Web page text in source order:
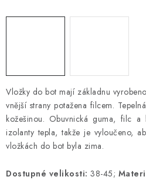
Vložky do bot mají základnu
vnější strany potažena filcem.
kožešinou. Obuvnická guma, filc a
izolanty tepla, takže je vyloučeno,
vložkách do bot byla zima.
Dostupné velikosti: 38-45;